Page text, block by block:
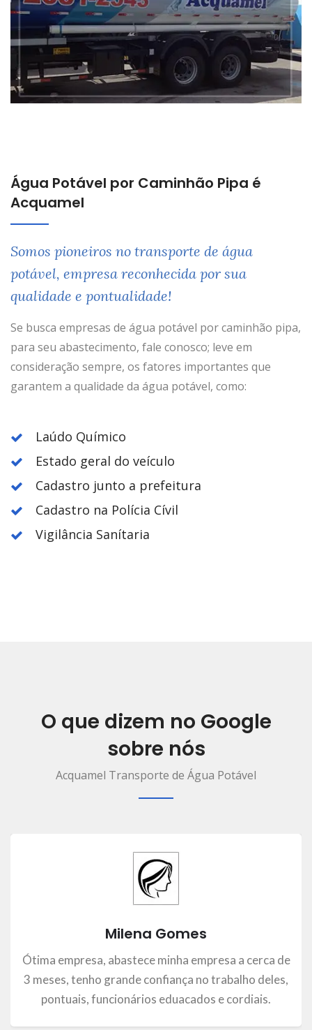
Água Potável por Caminhão Pipa é
Acquamel
Somos pioneiros no transporte de água
potável, empresa reconhecida por sua
qualidade e pontualidade!
Se busca empresas de água potável por caminhão pipa,
para seu abastecimento, fale conosco; leve em
consideração sempre, os fatores importantes que
garantem a qualidade da água potável, como:
Laúdo Químico
Estado geral do veículo
Cadastro junto a prefeitura
Cadastro na Polícia Cívil
Vigilância Sanítaria
O que dizem no Google
sobre nós
Acquamel Transporte de Água Potável
Milena Gomes
Ótima empresa, abastece minha empresa a cerca de
3 meses, tenho grande confiança no trabalho deles,
pontuais, funcionários eduacados e cordiais.